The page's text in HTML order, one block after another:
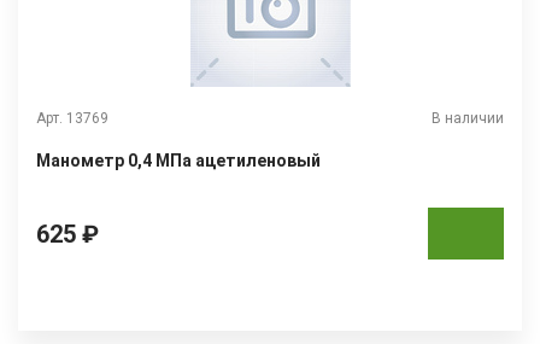
Арт. 13769 В наличии
Манометр 0,4 МПа ацетиленовый
625 ₽